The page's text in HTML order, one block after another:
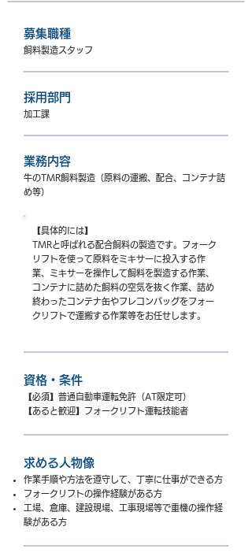
募集職種
飼料製造スタッフ
採用部門
加工課
業務内容
牛のTMR飼料製造（原料の運搬、配合、コンテナ詰
め等）
【具体的には】
TMRと呼ばれる配合飼料の製造です。フォーク
リフトを使って原料をミキサーに投入する作
業、ミキサーを操作して飼料を製造する作業、
コンテナに詰めた飼料の空気を抜く作業、詰め
終わったコンテナ缶やフレコンバッグをフォー
クリフトで運搬する作業等をお任せします。
資格・条件
【必須】普通自動車運転免許（AT限定可）
【あると歓迎】フォークリフト運転技能者
求める人物像
​作業手順や方法を遵守して、丁寧に仕事ができる方
フォークリフトの操作経験がある方
​工場、倉庫、建設現場、工事現場等で重機の操作経
験がある方